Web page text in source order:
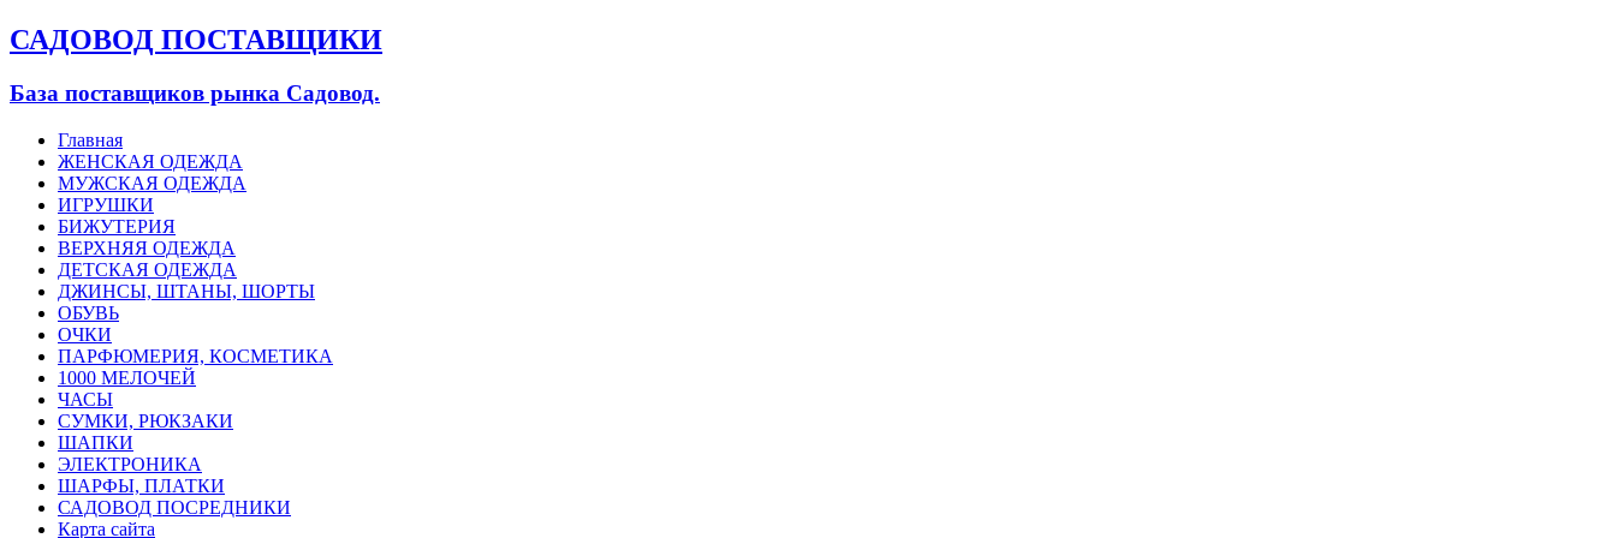
САДОВОД ПОСТАВЩИКИ
База поставщиков рынка Садовод.
Главная
ЖЕНСКАЯ ОДЕЖДА
МУЖСКАЯ ОДЕЖДА
ИГРУШКИ
БИЖУТЕРИЯ
ВЕРХНЯЯ ОДЕЖДА
ДЕТСКАЯ ОДЕЖДА
ДЖИНСЫ, ШТАНЫ, ШОРТЫ
ОБУВЬ
ОЧКИ
ПАРФЮМЕРИЯ, КОСМЕТИКА
1000 МЕЛОЧЕЙ
ЧАСЫ
СУМКИ, РЮКЗАКИ
ШАПКИ
ЭЛЕКТРОНИКА
ШАРФЫ, ПЛАТКИ
САДОВОД ПОСРЕДНИКИ
Карта сайта